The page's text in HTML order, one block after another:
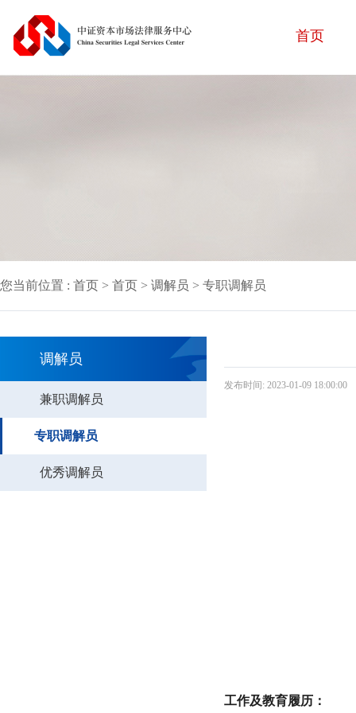
首页
您当前位置 : 首页 > 首页 > 调解员 > 专职调解员
调解员
兼职调解员
专职调解员
优秀调解员
发布时间: 2023-01-09 18:00:00
工作及教育履历：